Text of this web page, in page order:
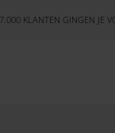
7.000 KLANTEN GINGEN JE